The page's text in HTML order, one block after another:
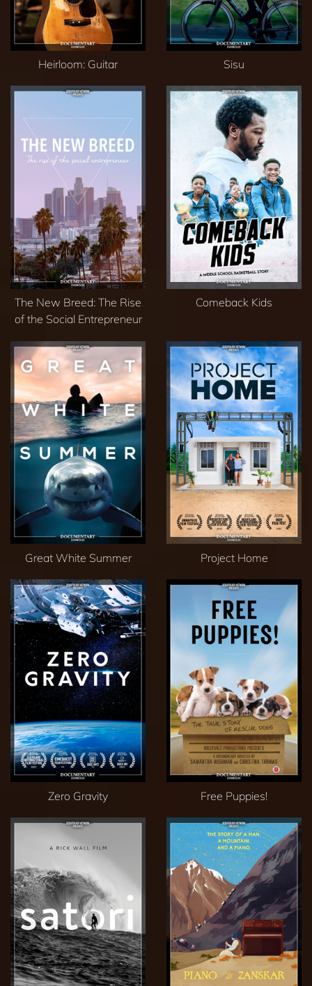
Heirloom: Guitar Sisu
The New Breed: The Rise
of the Social Entrepreneur
Comeback Kids
Great White Summer Project Home
Zero Gravity Free Puppies!